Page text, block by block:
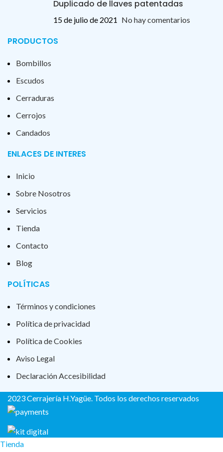
Duplicado de llaves patentadas
15 de julio de 2021 No hay comentarios
PRODUCTOS
Bombillos
Escudos
Cerraduras
Cerrojos
Candados
ENLACES DE INTERES
Inicio
Sobre Nosotros
Servicios
Tienda
Contacto
Blog
POLÍTICAS
Términos y condiciones
Política de privacidad
Política de Cookies
Aviso Legal
Declaración Accesibilidad
2023 Cerrajería H.Yagüe. Todos los derechos reservados
Tienda